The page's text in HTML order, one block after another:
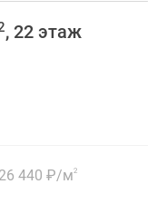
, 22 этаж
440 ₽/м2